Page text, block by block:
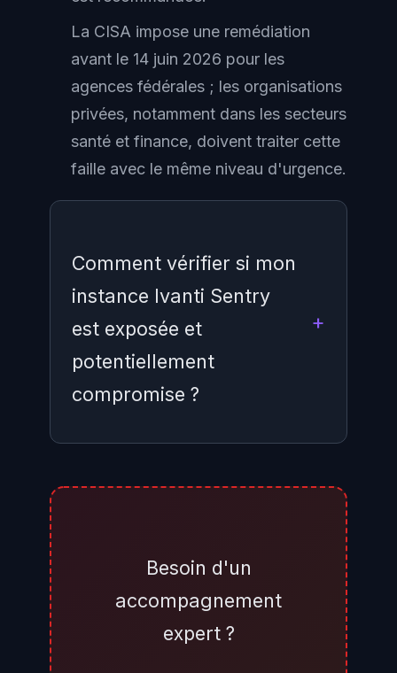
La CISA impose une remédiation
avant le 14 juin 2026 pour les
agences fédérales ; les organisations
privées, notamment dans les secteurs
santé et finance, doivent traiter cette
faille avec le même niveau d'urgence.
Comment vérifier si mon
instance Ivanti Sentry
est exposée et
potentiellement
compromise ?
accessible depuis Internet.
avec les versions vulnérables
(10.7.0 et antérieures) et appliquez
Besoin d'un
accompagnement
expert ?